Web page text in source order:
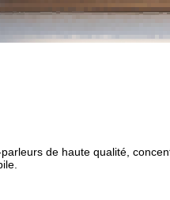
de haute qualité,